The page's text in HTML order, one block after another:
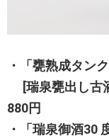
・「甕熟成タン
[瑞泉甕出し古
880円
・「瑞泉御酒30